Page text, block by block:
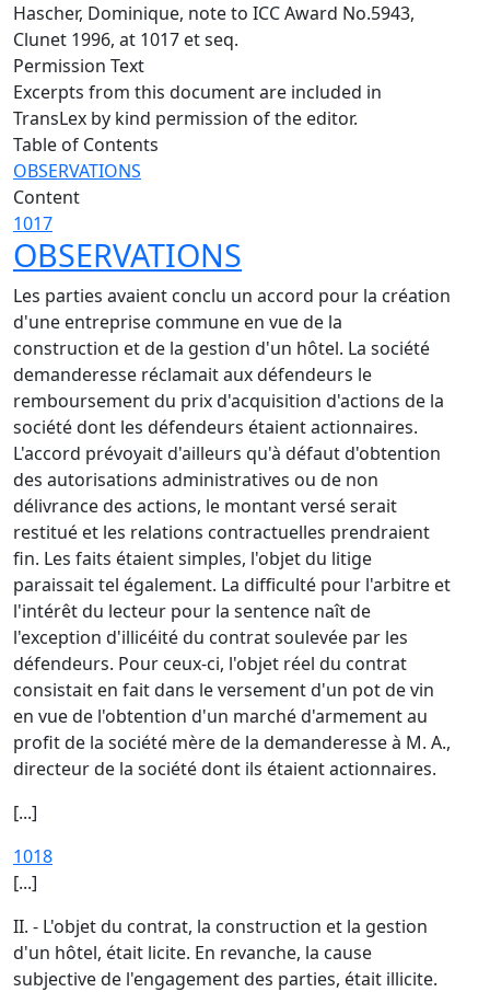
Hascher, Dominique, note to ICC Award No.5943,
Clunet 1996, at 1017 et seq.
Permission Text
Excerpts from this document are included in
TransLex by kind permission of the editor.
Table of Contents
OBSERVATIONS
Content
1017
OBSERVATIONS
Les parties avaient conclu un accord pour la création
d'une entreprise commune en vue de la
construction et de la gestion d'un hôtel. La société
demanderesse réclamait aux défendeurs le
remboursement du prix d'acquisition d'actions de la
société dont les défendeurs étaient actionnaires.
L'accord prévoyait d'ailleurs qu'à défaut d'obtention
des autorisations administratives ou de non
délivrance des actions, le montant versé serait
restitué et les relations contractuelles prendraient
fin. Les faits étaient simples, l'objet du litige
paraissait tel également. La difficulté pour l'arbitre et
l'intérêt du lecteur pour la sentence naît de
l'exception d'illicéité du contrat soulevée par les
défendeurs. Pour ceux-ci, l'objet réel du contrat
consistait en fait dans le versement d'un pot de vin
en vue de l'obtention d'un marché d'armement au
profit de la société mère de la demanderesse à M. A.,
directeur de la société dont ils étaient actionnaires.
[...]
1018
[...]
II. - L'objet du contrat, la construction et la gestion
d'un hôtel, était licite. En revanche, la cause
subjective de l'engagement des parties, était illicite.